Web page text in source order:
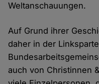
Weltanschauungen.
Auf Grund ihrer
daher in der
auch von Christinnen